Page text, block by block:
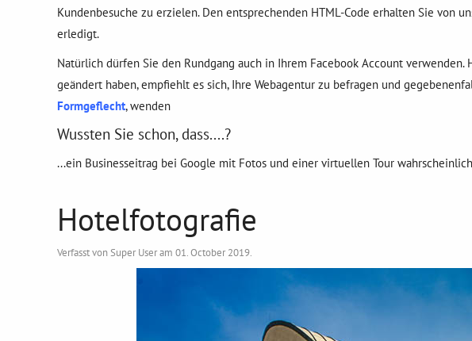
Kundenbesuche zu erzielen. Den entsprechenden HTML-Code erhalten Sie von
erledigt.
Natürlich dürfen Sie den Rundgang auch in Ihrem Facebook Account
geändert haben, empfiehlt es sich, Ihre Webagentur zu befragen und
Formgeflecht, wenden
Wussten Sie schon, dass....?
...ein Businesseitrag bei Google mit Fotos und einer virtuellen Tour
Hotelfotografie
Verfasst von Super User am 01. October 2019.